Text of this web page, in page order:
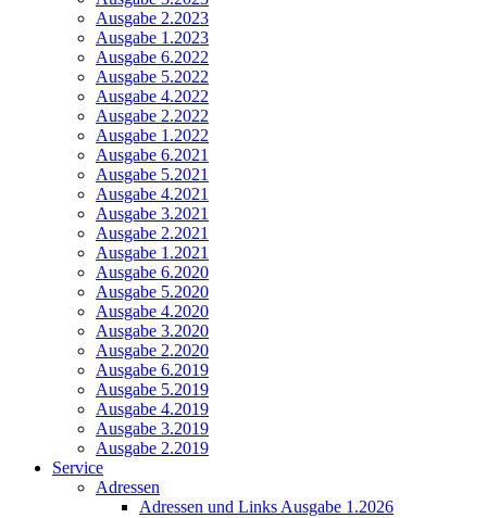
Ausgabe 2.2023
Ausgabe 1.2023
Ausgabe 6.2022
Ausgabe 5.2022
Ausgabe 4.2022
Ausgabe 2.2022
Ausgabe 1.2022
Ausgabe 6.2021
Ausgabe 5.2021
Ausgabe 4.2021
Ausgabe 3.2021
Ausgabe 2.2021
Ausgabe 1.2021
Ausgabe 6.2020
Ausgabe 5.2020
Ausgabe 4.2020
Ausgabe 3.2020
Ausgabe 2.2020
Ausgabe 6.2019
Ausgabe 5.2019
Ausgabe 4.2019
Ausgabe 3.2019
Ausgabe 2.2019
Service
Adressen
Adressen und Links Ausgabe 1.2026